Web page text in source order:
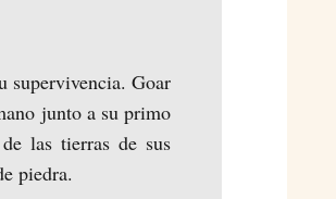
supervivencia. Goar
junto a su primo
las tierras de sus
piedra.